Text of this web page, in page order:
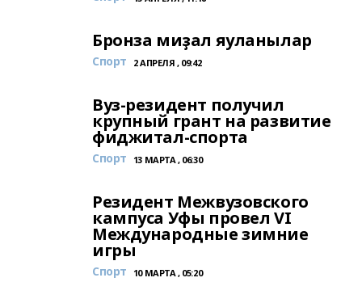
Бронза миҙал яуланылар
Спорт 2 АПРЕЛЯ , 09:42
Вуз-резидент получил
крупный грант на развитие
фиджитал-спорта
Спорт 13 МАРТА , 06:30
Резидент Межвузовского
кампуса Уфы провел VI
Международные зимние
игры
Спорт 10 МАРТА , 05:20